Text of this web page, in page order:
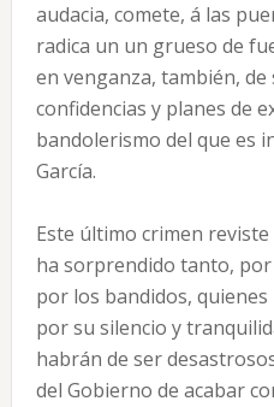
audacia, comete, á las
radica un un grueso de
en venganza, también,
confidencias y planes de
bandolerismo del que es
García.
Este último crimen
ha sorprendido tanto,
por los bandidos,
por su silencio y
habrán de ser
del Gobierno de acabar